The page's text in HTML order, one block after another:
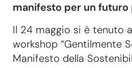
manifesto per un futuro
Il 24 maggio si è tenuto
workshop “Gentilmente
Manifesto della